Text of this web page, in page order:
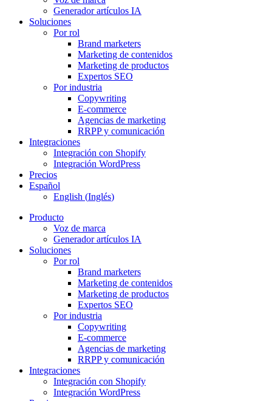
Generador artículos IA
Soluciones
Por rol
Brand marketers
Marketing de contenidos
Marketing de productos
Expertos SEO
Por industria
Copywriting
E-commerce
Agencias de marketing
RRPP y comunicación
Integraciones
Integración con Shopify
Integración WordPress
Precios
Español
English (Inglés)
Producto
Voz de marca
Generador artículos IA
Soluciones
Por rol
Brand marketers
Marketing de contenidos
Marketing de productos
Expertos SEO
Por industria
Copywriting
E-commerce
Agencias de marketing
RRPP y comunicación
Integraciones
Integración con Shopify
Integración WordPress